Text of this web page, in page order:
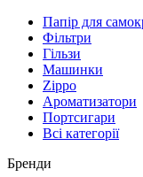
Папір для
Фільтри
Гільзи
Машинки
Zippo
Ароматизатори
Портсигари
Всі категорії
Бренди